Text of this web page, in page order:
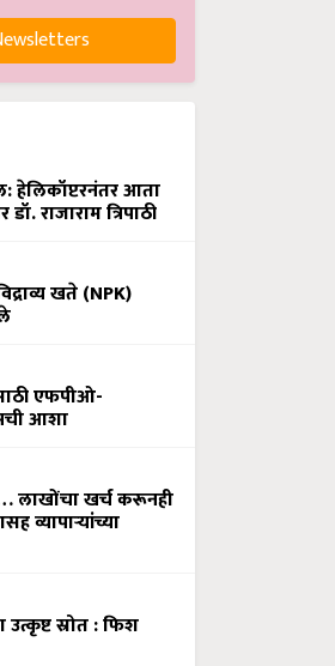
हेलिकॉप्टरनंतर आता
राजाराम त्रिपाठी
खते (NPK)
एफपीओ-
आशा
लाखोंचा खर्च करूनही
व्यापाऱ्यांच्या
स्रोत : फिश